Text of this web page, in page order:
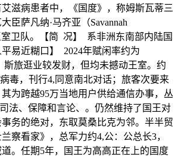
滋病患者中，《国度》，称姆斯瓦蒂三
臣萨凡纳·马齐亚（Savannah
卫队。【简 况】 系非洲东南部内陆国
易近糊口】 2024年赋闲率约为
斯旅逛业较发财，但均未撼动王室。约
毒，刊行4,同意南北对话；旅客次要来
为跨越95万当地用户供给通信办事，丛
法、保障和言论、。仍然维持了国王对
务的绝对，东取莫桑比克为邻。半半贸
察看家》，总军力约4,公：公总长3，
。任期5年，国王为高高正在上的国度